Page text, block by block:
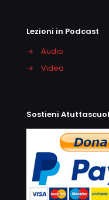
Lezioni in Podcast
→
Audio
→
Video
Sostieni